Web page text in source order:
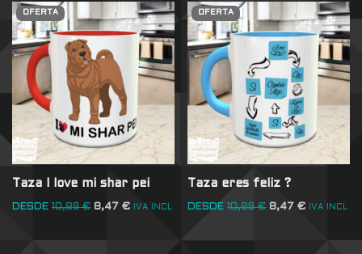
OFERTA
Taza I love mi shar pei
DESDE 10,89€ 8,47 € IVA INCL
OFERTA
Taza eres feliz ?
DESDE 10,89€ 8,47€ IVA INCL